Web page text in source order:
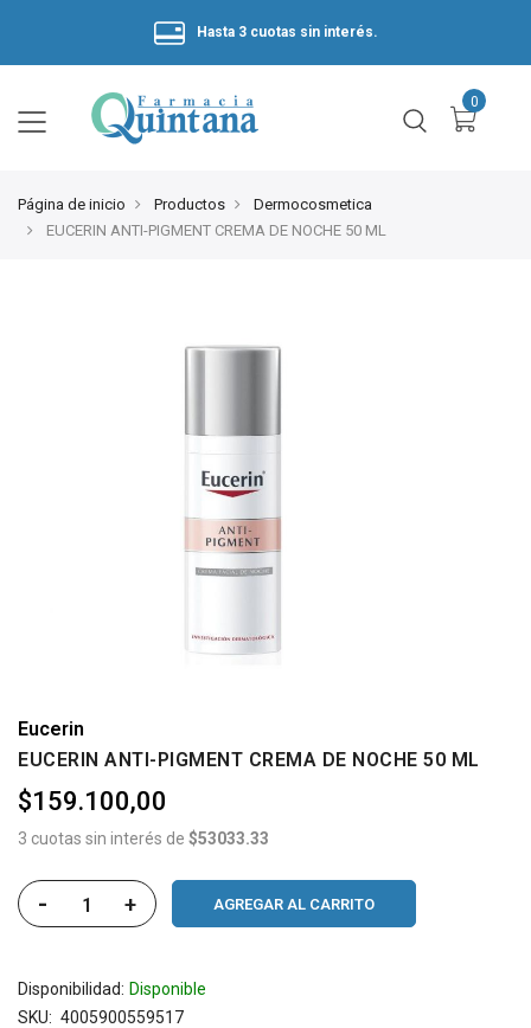
Hasta 3 cuotas sin interés.
Página de inicio Productos
Dermocosmetica
EUCERIN ANTI-PIGMENT CREMA DE NOCHE 50 ML
Eucerin
EUCERIN ANTI-PIGMENT CREMA DE NOCHE 50 ML
$159.100,00
3 cuotas sin interés de $53033.33
- + AGREGAR AL CARRITO
Disponibilidad: Disponible
SKU
4005900559517